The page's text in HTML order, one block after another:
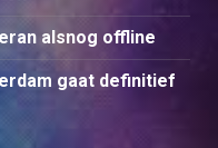
alsnog offline
gaat definitief